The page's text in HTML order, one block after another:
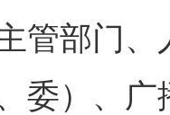
管部门
委）、